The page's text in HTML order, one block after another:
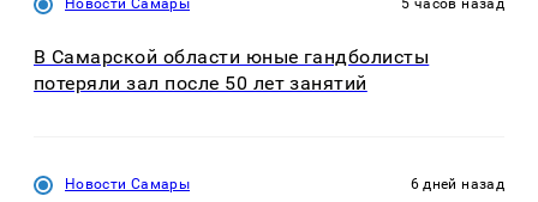
В Самарской области юные гандболисты
потеряли зал после 50 лет занятий
Новости Самары 6 дней назад